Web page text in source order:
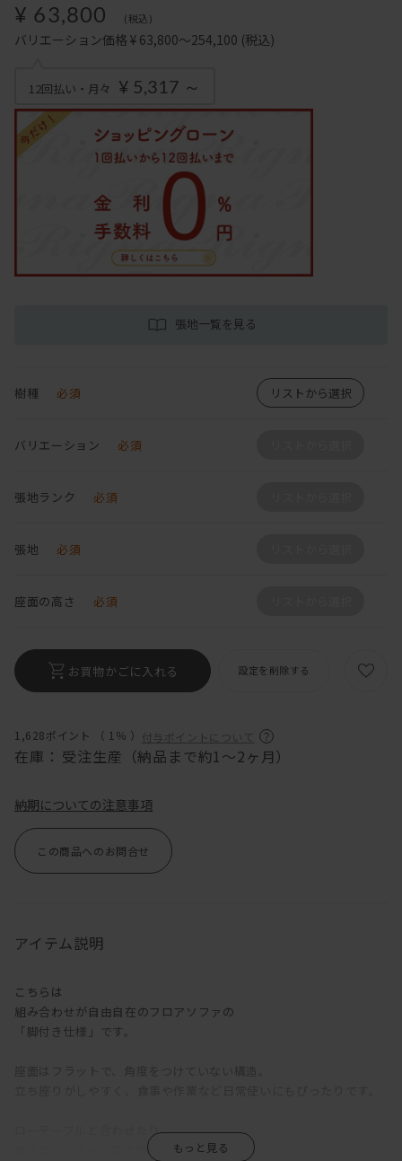
1,628ポイント （ 1％ ） 付与ポイントについて
在庫： 受注生産（納品まで約1～2ヶ月）
¥ 63,800 (税込)
バリエーション価格 ¥ 63,800～254,100 (税込)
12回払い・月々 ¥ 5,317 ～
張地一覧を見る
樹種 必須 リストから選択
バリエーション 必須
張地ランク 必須
張地 必須
座面の高さ 必須
お買物かごに入れる 設定を削除する
納期についての注意事項
この商品へのお問合せ
アイテム説明
こちらは
組み合わせが自由自在のフロアソファの
「脚付き仕様」です。
ローテーブルと合わせたり、
ダイニングスペースでの使用も最適です！